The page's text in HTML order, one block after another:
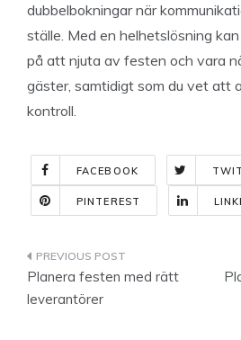
dubbelbokningar när
ställe. Med en helhetslösning
på att njuta av festen och vara
gäster, samtidigt som du vet att
kontroll.
FACEBOOK
PINTEREST
Indlægsnavigation
Planera festen med rätt
leverantörer